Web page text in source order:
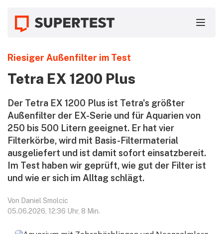
Riesiger Außenfilter im Test
Tetra EX 1200 Plus
Der Tetra EX 1200 Plus ist Tetra's größter
Außenfilter der EX-Serie und für Aquarien von
250 bis 500 Litern geeignet. Er hat vier
Filterkörbe, wird mit Basis-Filtermaterial
ausgeliefert und ist damit sofort einsatzbereit.
Im Test haben wir geprüft, wie gut der Filter ist
und wie er sich im Alltag schlägt.
05.06.2026 12:36 Uhr 8 Min.